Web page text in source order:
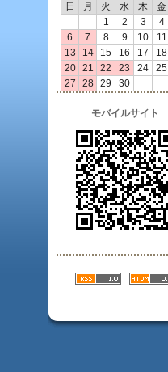
日
月 火 水 木 金
1
2 3 4
6
7 8 9 10 11
13
14 15 16 17 18
20
21 22 23 24 25
27
28 29 30
モバイルサイト